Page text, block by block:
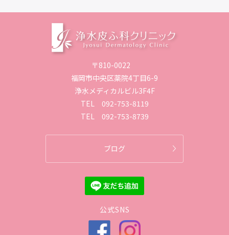
〒810-0022
福岡市中央区薬院4丁目6-9
浄水メディカルビル3F4F
TEL 092-753-8119
TEL 092-753-8739
ブログ
公式SNS